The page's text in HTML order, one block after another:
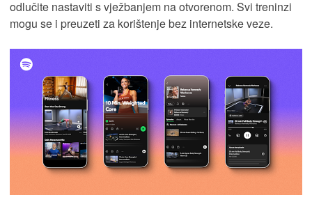
odlučite nastaviti s vježbanjem na otvorenom. Svi treninzi
mogu se i preuzeti za korištenje bez internetske veze.